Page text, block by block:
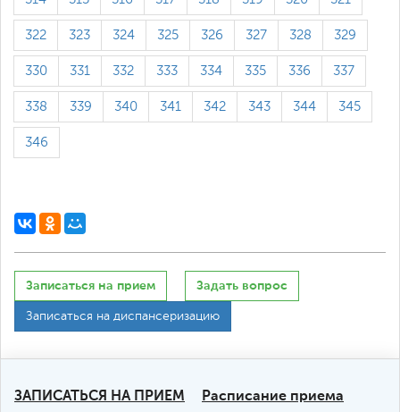
322 323 324 325 326 327 328 329
330 331 332 333 334 335 336 337
338 339 340 341 342 343 344 345
346
Записаться на прием Задать вопрос
Записаться на диспансеризацию
ЗАПИСАТЬСЯ НА ПРИЕМ
Расписание приема